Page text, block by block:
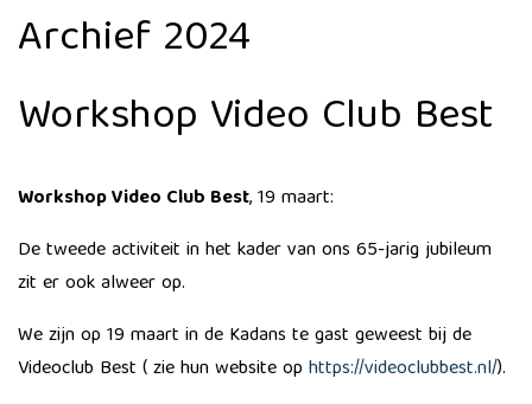
Archief 2024
Workshop Video Club Best
Workshop Video Club Best, 19 maart:
​De tweede activiteit in het kader van ons 65-jarig jubileum
zit er ook alweer op.
We zijn op 19 maart in de Kadans te gast geweest bij de
Videoclub Best ( zie hun website op https://videoclubbest.nl/).